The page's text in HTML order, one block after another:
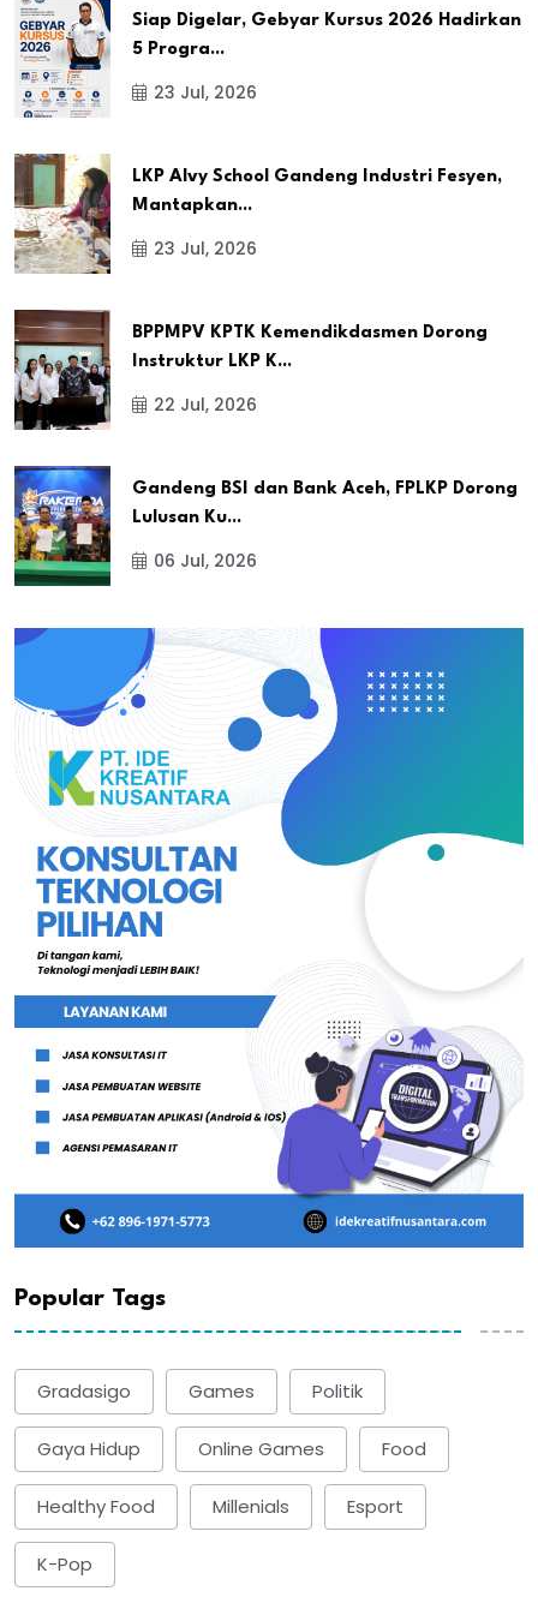
Siap Digelar, Gebyar Kursus 2026 Hadirkan
5 Progra...
23 Jul, 2026
LKP Alvy School Gandeng Industri Fesyen,
Mantapkan...
23 Jul, 2026
BPPMPV KPTK Kemendikdasmen Dorong
Instruktur LKP K...
22 Jul, 2026
Gandeng BSI dan Bank Aceh, FPLKP Dorong
Lulusan Ku...
06 Jul, 2026
Popular Tags
Gradasigo Games Politik
Gaya Hidup Online Games Food
Healthy Food Millenials Esport
K-Pop